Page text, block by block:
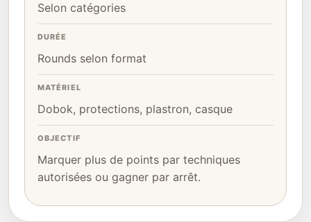
Selon catégories
DURÉE
Rounds selon format
MATÉRIEL
Dobok, protections, plastron, casque
OBJECTIF
Marquer plus de points par techniques
autorisées ou gagner par arrêt.